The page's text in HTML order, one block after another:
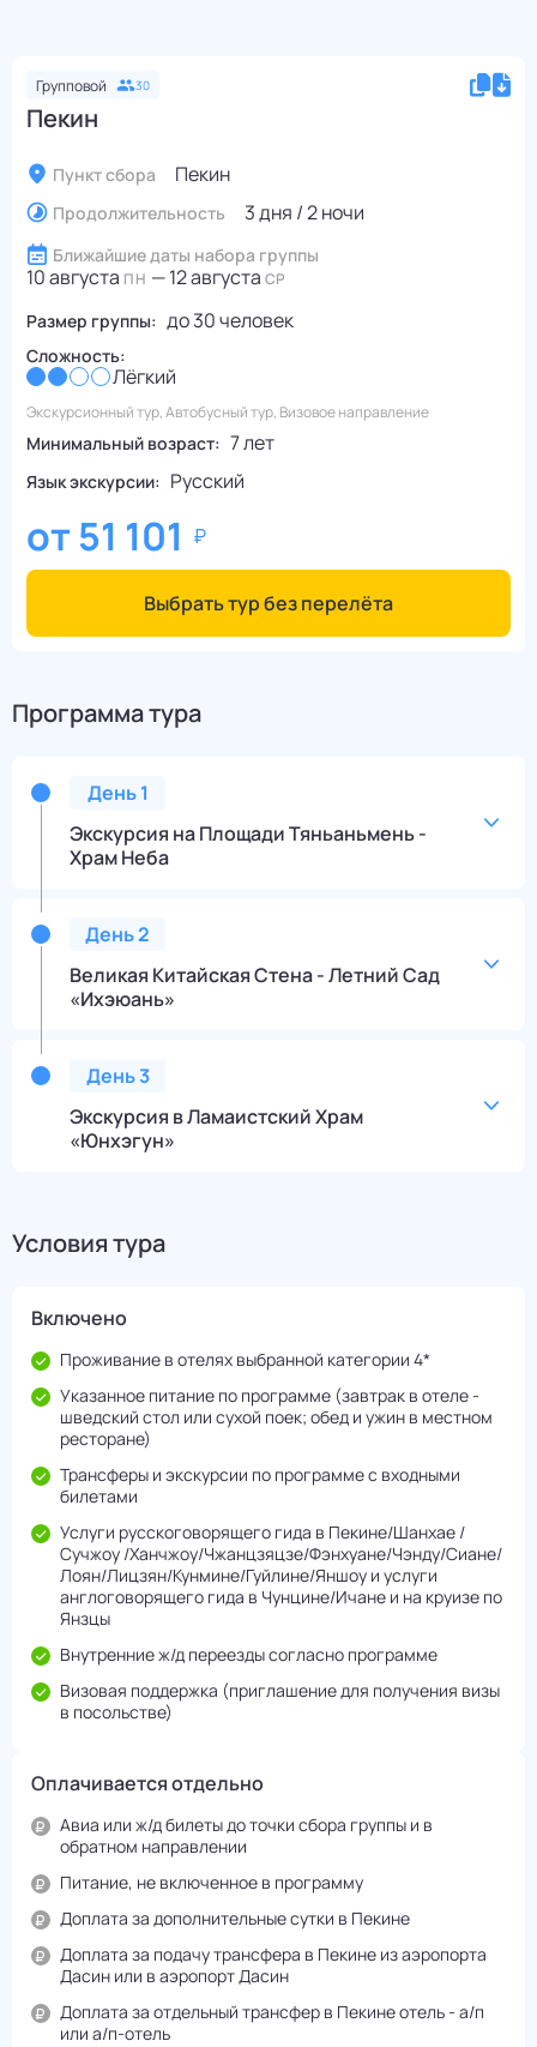
Групповой 30
Пекин
Пункт сбора Пекин
Продолжительность 3 дня / 2 ночи
Ближайшие даты набора группы
10 августа ПН —12 августа СР
Размер группы: до30человек
Сложность:
Лёгкий
Экскурсионный тур, Автобусный тур, Визовое направление
Минимальный возраст: 7 лет
Язык экскурсии: Русский
от51 101
Выбрать тур без перелёта
Программа тура
День1
Экскурсия на Площади Тяньаньмень -
Храм Неба
День2
Великая Китайская Стена - Летний Сад
«Ихэюань»
День3
Экскурсия в Ламаистский Храм
«Юнхэгун»
Условия тура
Включено
Проживание в отелях выбранной категории 4*
Указанное питание по программе (завтрак в отеле -
шведский стол или сухой поек; обед и ужин в местном
ресторане)
Трансферы и экскурсии по программе с входными
билетами
Услуги русскоговорящего гида в Пекине/Шанхае /
Сучжоу /Ханчжоу/Чжанцзяцзе/Фэнхуане/Чэнду/Cиане/
Лоян/Лицзян/Кунмине/Гуйлине/Яншоу и услуги
англоговорящего гида в Чунцине/Ичане и на круизе по
Янзцы
Внутренние ж/д переезды согласно программе
Визовая поддержка (приглашение для получения визы
в посольстве)
Оплачивается отдельно
Авиа или ж/д билеты до точки сбора группы и в
обратном направлении
Питание, не включенное в программу
Доплата за дополнительные сутки в Пекине
Доплата за подачу трансфера в Пекине из аэропорта
Дасин или в аэропорт Дасин
Доплата за отдельный трансфер в Пекине отель - а/п
или а/п-отель